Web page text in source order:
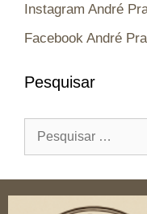
Instagram André
Facebook André
Pesquisar
Pesquisar
por: